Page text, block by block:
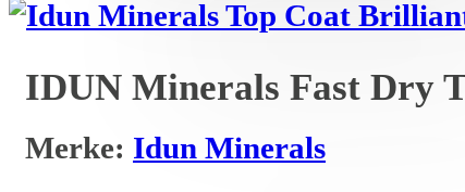
IDUN Minerals Fast Dry
Merke: Idun Minerals